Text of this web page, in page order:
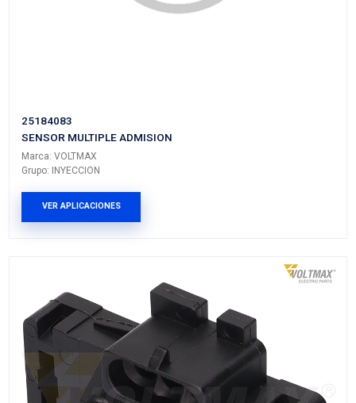
18091VM
SENSOR MULTIPLE ADMISION
Marca: VOLTMAX
Grupo: INYECCION
VER APLICACIONES